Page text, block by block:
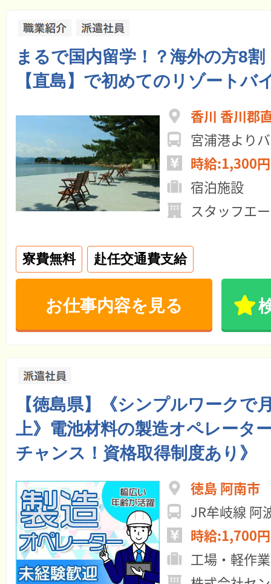
まるで国内留学！？海外の方8
【直島】で初めてのリゾートバ
香川 香川郡
宮浦港より
時給:1,300
宿泊施設
スタッフエ
寮費無料 赴任交通費支給
お仕事内容を見る
【徳島県】《シンプルワークで
上》電池材料の製造オペレータ
チャンス！資格取得制度あり》
徳島 阿南市
JR牟岐線 阿
時給:1,700
工場・軽作業